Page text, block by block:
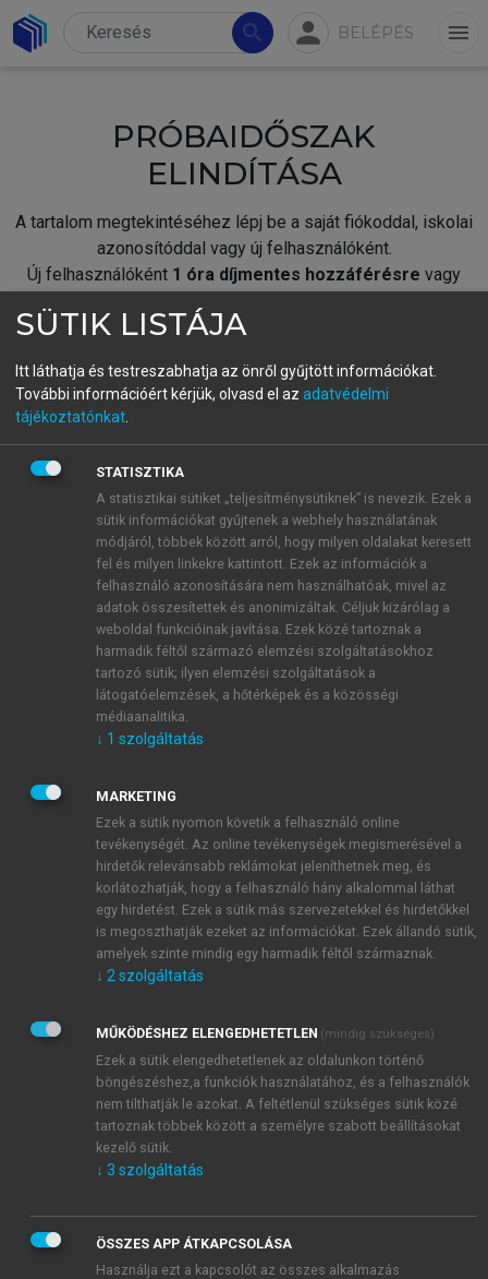
search person BELÉPÉS menu
PRÓBAIDŐSZAK
ELINDÍTÁSA
A tartalom megtekintéséhez lépj be a saját fiókoddal, iskolai
azonosítóddal vagy új felhasználóként.
Új felhasználóként 1 óra díjmentes hozzáférésre vagy
fiókoddal,vagy hozz létre új fiókot.
A regisztráció után apróbaidőszakautomatikusan
BELÉPÉS SAJÁT FIÓKKAL
ÚJ FIÓK LÉTREHOZÁSA
1 óra díjmentes hozzáférés
E-MAIL-CÍM
JELSZÓ
JELSZÓ ÚJRA
Kérek értesítést a MeRSZ újdonságairól, akcióiról.
Kérek értesítést az Akadémiai Kiadó Zrt. újdonságairól,
Adatkezelési tájékoztatóbanfoglaltakat tudomásul
veszem és elfogadom.
Általános vásárlási feltételeket, valamint a szotar.netés a
mersz.huoldalak licencszerződéseiben foglaltakat
tudomásul veszem és elfogadom.
KIPRÓBÁLOM
SÜTIK LISTÁJA
Itt láthatja és testreszabhatja az önről gyűjtött információkat.
További információért kérjük, olvasd el az adatvédelmi
tájékoztatónkat
STATISZTIKA
A statisztikai sütiket „teljesítménysütiknek” is nevezik. Ezek a
sütik információkat gyűjtenek a webhely használatának
módjáról, többek között arról, hogy milyen oldalakat keresett
fel és milyen linkekre kattintott. Ezek az információk a
felhasználó azonosítására nem használhatóak, mivel az
adatok összesítettek és anonimizáltak. Céljuk kizárólag a
weboldal funkcióinak javítása. Ezek közé tartoznak a
harmadik féltől származó elemzési szolgáltatásokhoz
tartozó sütik; ilyen elemzési szolgáltatások a
látogatóelemzések, a hőtérképek és a közösségi
médiaanalitika.
↓ 1 szolgáltatás
MARKETING
Ezek a sütik nyomon követik a felhasználó online
tevékenységét. Az online tevékenységek megismerésével a
hirdetők relevánsabb reklámokat jeleníthetnek meg, és
korlátozhatják, hogy a felhasználó hány alkalommal láthat
egy hirdetést. Ezek a sütik más szervezetekkel és hirdetőkkel
is megoszthatják ezeket az információkat. Ezek állandó sütik,
amelyek szinte mindig egy harmadik féltől származnak.
↓ 2 szolgáltatás
MŰKÖDÉSHEZ ELENGEDHETETLEN (mindig szükséges)
Ezek a sütik elengedhetetlenek az oldalunkon történő
böngészéshez,a funkciók használatához, és a felhasználók
nem tilthatják le azokat. A feltétlenül szükséges sütik közé
tartoznak többek között a személyre szabott beállításokat
kezelő sütik.
↓ 3 szolgáltatás
ÖSSZES APP ÁTKAPCSOLÁSA
Használja ezt a kapcsolót az összes alkalmazás